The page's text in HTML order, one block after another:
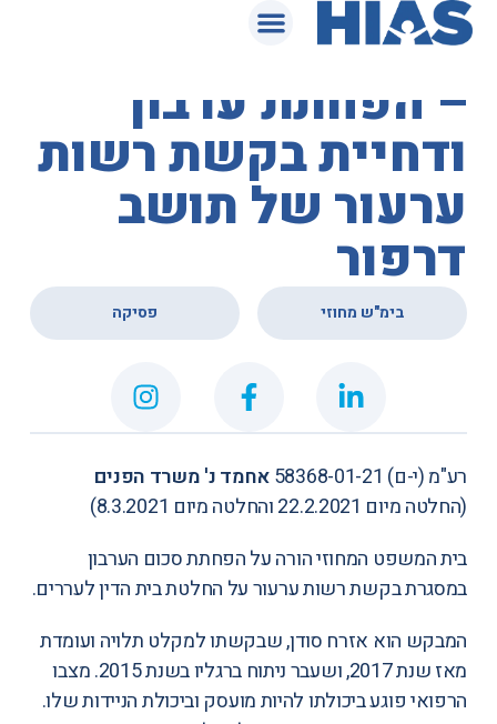
המאגר המשפטי
בית המשפט המחוזי
– הפחתת ערבון
ודחיית בקשת רשות
ערעור של תושב
דרפור
בימ"ש מחוזי פסיקה
רע"מ (י-ם) 58368-01-21
אחמד נ' משרד הפנים
(החלטה מיום 22.2.2021 והחלטה מיום 8.3.2021
)
בית המשפט המחוזי הורה על הפחתת סכום הערבון
במסגרת בקשת רשות ערעור על החלטת בית הדין לעררים.
המבקש הוא אזרח סודן, שבקשתו למקלט תלויה ועומדת
מאז שנת 2017, ושעבר ניתוח ברגליו בשנת 2015. מצבו
הרפואי פוגע ביכולתו להיות מועסק וביכולת הניידות שלו.